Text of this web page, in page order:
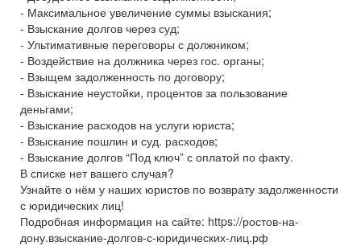
- Максимальное увеличение суммы взыскания;
- Взыскание долгов через суд;
- Ультимативные переговоры с должником;
- Воздействие на должника через гос. органы;
- Взыщем задолженность по договору;
- Взыскание неустойки, процентов за пользование
деньгами;
- Взыскание расходов на услуги юриста;
- Взыскание пошлин и суд. расходов;
- Взыскание долгов “Под ключ” с оплатой по факту.
В списке нет вашего случая?
Узнайте о нём у наших юристов по возврату задолженности
с юридических лиц!
Подробная информация на сайте: https://ростов-на-
дону.взыскание-долгов-с-юридических-лиц.рф